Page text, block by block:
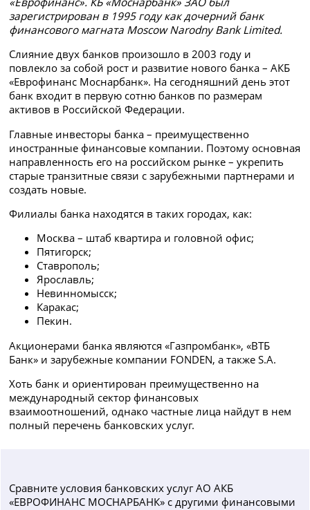
зарегистрирован в 1995 году как дочерний банк
финансового магната Moscow Narodny Bank Limited.
Слияние двух банков произошло в 2003 году и
повлекло за собой рост и развитие нового банка – АКБ
«Еврофинанс Моснарбанк». На сегодняшний день этот
банк входит в первую сотню банков по размерам
активов в Российской Федерации.
Главные инвесторы банка – преимущественно
иностранные финансовые компании. Поэтому основная
направленность его на российском рынке – укрепить
старые транзитные связи с зарубежными партнерами и
создать новые.
Филиалы банка находятся в таких городах, как:
Москва – штаб квартира и головной офис;
Пятигорск;
Ставрополь;
Ярославль;
Невинномысск;
Каракас;
Пекин.
Акционерами банка являются «Газпромбанк», «ВТБ
Банк» и зарубежные компании FONDEN, а также S.A.
Хоть банк и ориентирован преимущественно на
международный сектор финансовых
взаимоотношений, однако частные лица найдут в нем
полный перечень банковских услуг.
Сравните условия банковских услуг АО АКБ
«ЕВРОФИНАНС МОСНАРБАНК» с другими финансовыми